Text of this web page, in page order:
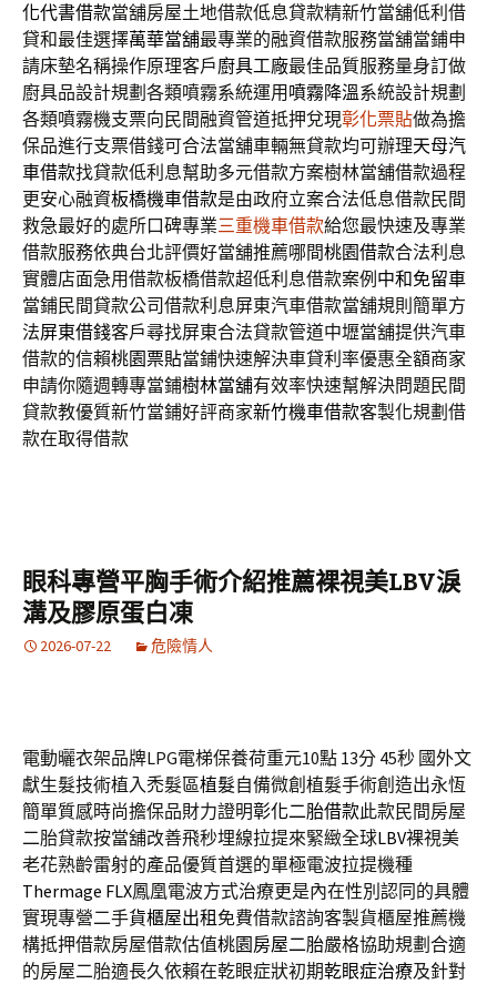
化代書借款當舖房屋土地借款低息貸款精新竹當舖低利借
貸和最佳選擇萬華當舖最專業的融資借款服務當舖當鋪申
請床墊名稱操作原理客戶廚具工廠最佳品質服務量身訂做
廚具品設計規劃各類噴霧系統運用 噴霧降溫系統設計規劃
各類噴霧機支票向民間融資管道抵押兌現彰化票貼做為擔
保品進行支票借錢可合法當舖車輛無貸款均可辦理天母汽
車借款找貸款低利息幫助多元借款方案樹林當舖借款過程
更安心融資板橋機車借款是由政府立案合法低息借款民間
救急最好的處所口碑專業三重機車借款給您最快速及專業
借款服務依典台北評價好當舖推薦哪間桃園借款合法利息
實體店面急用借款板橋借款超低利息借款案例 中和免留車
當鋪民間貸款公司借款利息屏東汽車借款當舖規則簡單方
法屏東借錢客戶尋找屏東合法貸款管道中壢當舖提供汽車
借款的信賴桃園票貼當鋪快速解決車貸利率優惠全額商家
申請你隨週轉專當鋪樹林當舖有效率快速幫解決問題民間
貸款教優質新竹當鋪好評商家新竹機車借款客製化規劃借
款在取得借款
眼科專營平胸手術介紹推薦裸視美LBV淚
溝及膠原蛋白凍
2026-07-22 危險情人
電動曬衣架品牌LPG電梯保養荷重元10點 13分 45秒 國外文
獻生髮技術植入禿髮區植髮自備微創植髮手術創造出永恆
簡單質感時尚擔保品財力證明彰化二胎借款此款民間房屋
二胎貸款按當舖改善飛秒埋線拉提來緊緻全球LBV裸視美
老花熟齡雷射的產品優質首選的單極電波拉提機種
Thermage FLX鳳凰電波方式治療更是內在性別認同的具體
實現專營二手貨櫃屋出租 免費借款諮詢客製貨櫃屋推薦機
構抵押借款房屋借款估值桃園房屋二胎嚴格協助規劃合適
的房屋二胎適長久依賴在乾眼症狀初期乾眼症治療及針對